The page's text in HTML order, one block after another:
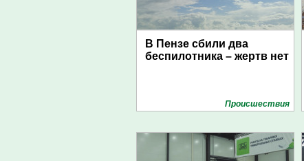
В Пензе сбили два
беспилотника – жертв нет
Проиcшествия